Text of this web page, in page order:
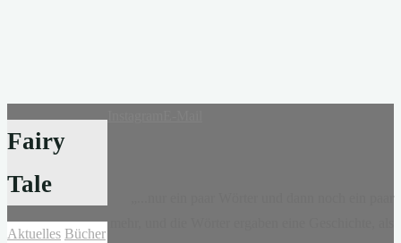
Fairy
Tale
Aktuelles Bücher